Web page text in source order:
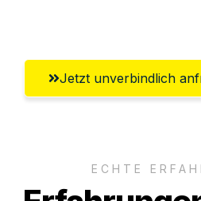
Jetzt unverbindlich
ECHTE